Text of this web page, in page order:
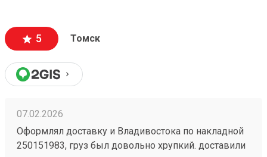
5 Томск
07.02.2026
Оформлял доставку и Владивостока по накладной
250151983, груз был довольно хрупкий. доставили